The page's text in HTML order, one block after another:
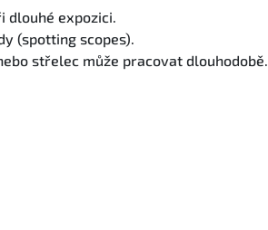
dlouhé expozici.
(spotting scopes).
střelec může pracovat dlouhodobě.